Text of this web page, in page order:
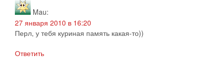
Mau:
27 января 2010 в 16:20
Перл, у тебя куриная память какая-то))
Ответить